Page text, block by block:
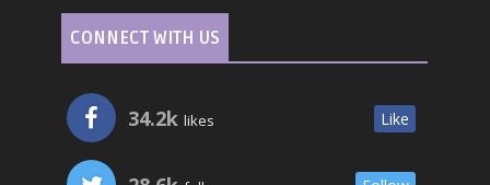
CONNECT WITH US
34.2k likes Like